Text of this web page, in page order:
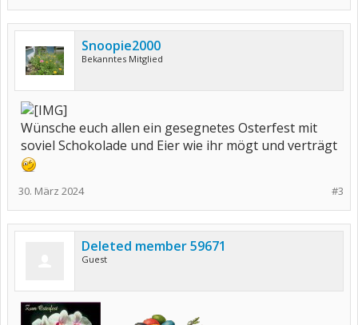
Snoopie2000
Bekanntes Mitglied
Wünsche euch allen ein gesegnetes Osterfest mit
soviel Schokolade und Eier wie ihr mögt und verträgt
#3
30. März 2024
Deleted member 59671
Guest